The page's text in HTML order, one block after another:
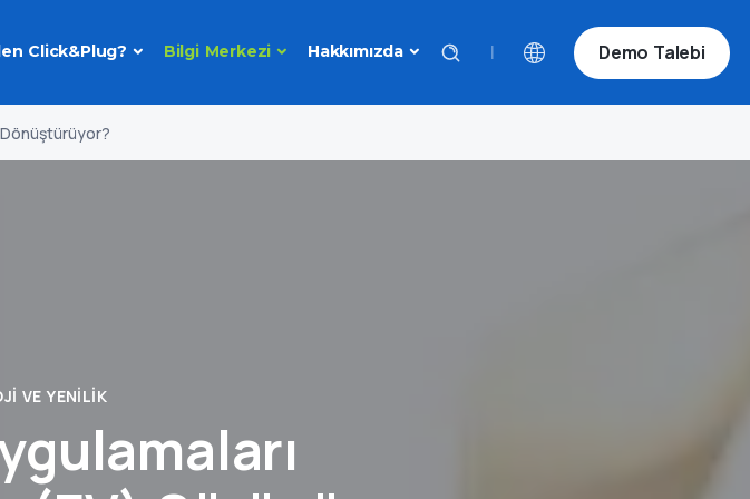
Click&Plug? Bilgi Merkezi Hakkımızda | Demo Talebi
Dönüştürüyor?
VE YENILIK